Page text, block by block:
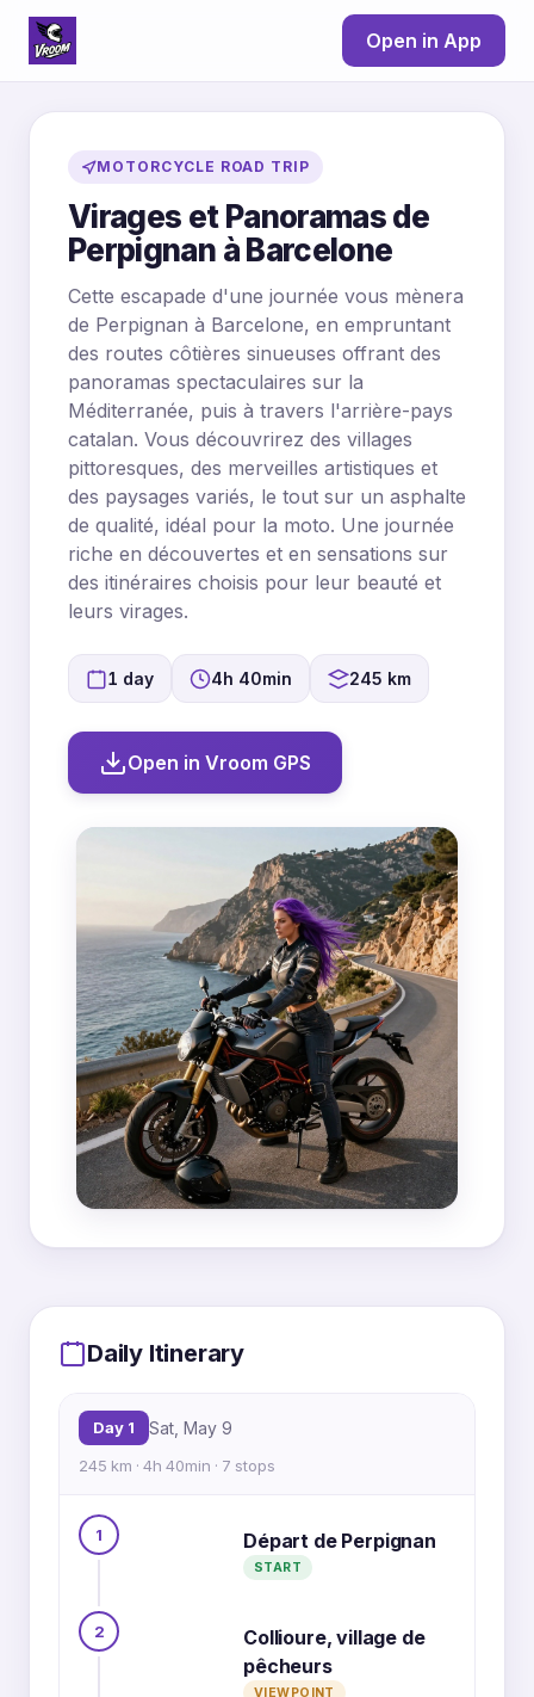
Open in App
MOTORCYCLE ROAD TRIP
Virages et Panoramas de
Perpignan à Barcelone
Cette escapade d'une journée vous mènera
de Perpignan à Barcelone, en empruntant
des routes côtières sinueuses offrant des
panoramas spectaculaires sur la
Méditerranée, puis à travers l'arrière-pays
catalan. Vous découvrirez des villages
pittoresques, des merveilles artistiques et
des paysages variés, le tout sur un asphalte
de qualité, idéal pour la moto. Une journée
riche en découvertes et en sensations sur
des itinéraires choisis pour leur beauté et
leurs virages.
1 day 4h 40min 245 km
Open in Vroom GPS
MapLibre|OpenFreeMap © OpenMapTilesData fromOpenStreetMap
Daily Itinerary
Day 1 Sat, May 9
245 km · 4h 40min · 7 stops
1 Départ de Perpignan
START
2
Collioure, village de
pêcheurs
VIEWPOINT